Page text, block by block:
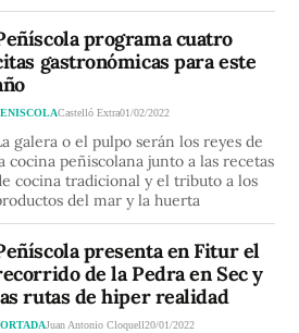
programa cuatro
gastronómicas para este
Castelló Extra01/02/2022
galera o el pulpo serán los reyes de
cocina peñiscolana junto a las recetas
cocina tradicional y el tributo a los
del mar y la huerta
presenta en Fitur el
de la Pedra en Sec y
rutas de hiper realidad
Juan Antonio Cloquell20/01/2022